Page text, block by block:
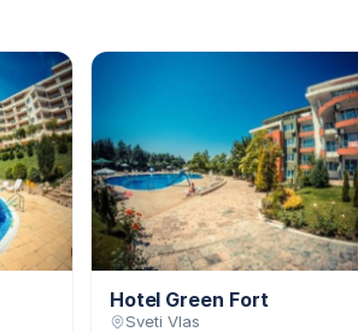
Hotel Green Fort
Sveti Vlas